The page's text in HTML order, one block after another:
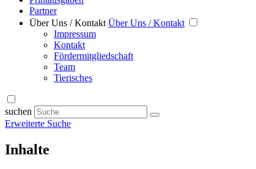
Partner
Über Uns / Kontakt Über Uns / Kontakt
Impressum
Kontakt
Fördermitgliedschaft
Team
Tierisches
suchen
Erweiterte Suche
Inhalte